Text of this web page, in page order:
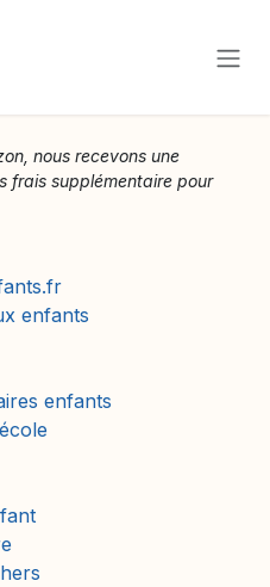
nous recevons une
frais supplémentaire pour
enfants
enfants